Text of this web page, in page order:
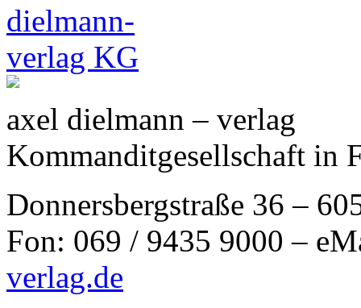
axel dielmann – verlag
Kommanditgesellschaft in
Donnersbergstraße 36 –
Fon: 069 / 9435 9000 –
verlag.de